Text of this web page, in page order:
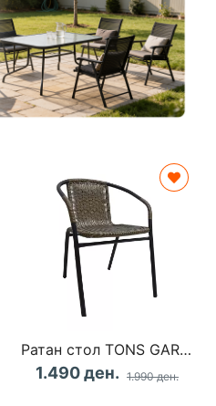
Ратан стол TONS GARDEN 9557
1.490 ден. 1.990 ден.